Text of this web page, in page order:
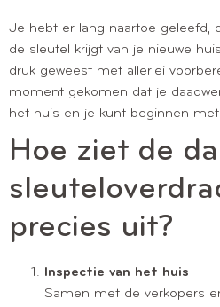
Je hebt er lang naartoe geleefd,
de sleutel krijgt van je nieuwe
druk geweest met allerlei
moment gekomen dat je
het huis en je kunt beginnen
Hoe ziet de
precies uit?
Inspectie van het huis
Samen met de verkopers